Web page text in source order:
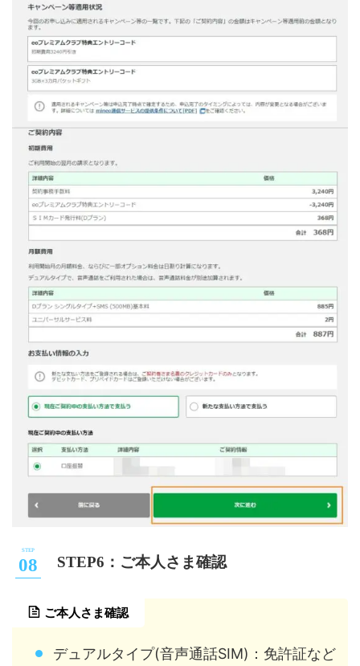
STEP6：ご本人さま確認
ご本人さま確認
デュアルタイプ(音声通話SIM)：免許証など